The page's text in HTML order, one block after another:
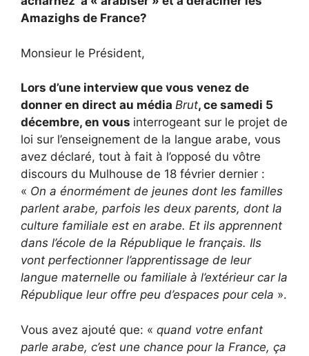
Amazighs de France?
Monsieur le Président,
Lors d’une interview que vous venez de
donner en direct au média Brut, ce samedi 5
décembre, en vous interrogeant sur le projet de
loi sur l’enseignement de la langue arabe, vous
avez déclaré, tout à fait à l’opposé du vôtre
discours du Mulhouse de 18 février dernier :
« On a énormément de jeunes dont les familles
parlent arabe, parfois les deux parents, dont la
culture familiale est en arabe. Et ils apprennent
dans l’école de la République le français. Ils
vont perfectionner l’apprentissage de leur
langue maternelle ou familiale à l’extérieur car la
République leur offre peu d’espaces pour cela ».
Vous avez ajouté que: « quand votre enfant
parle arabe, c’est une chance pour la France, ça